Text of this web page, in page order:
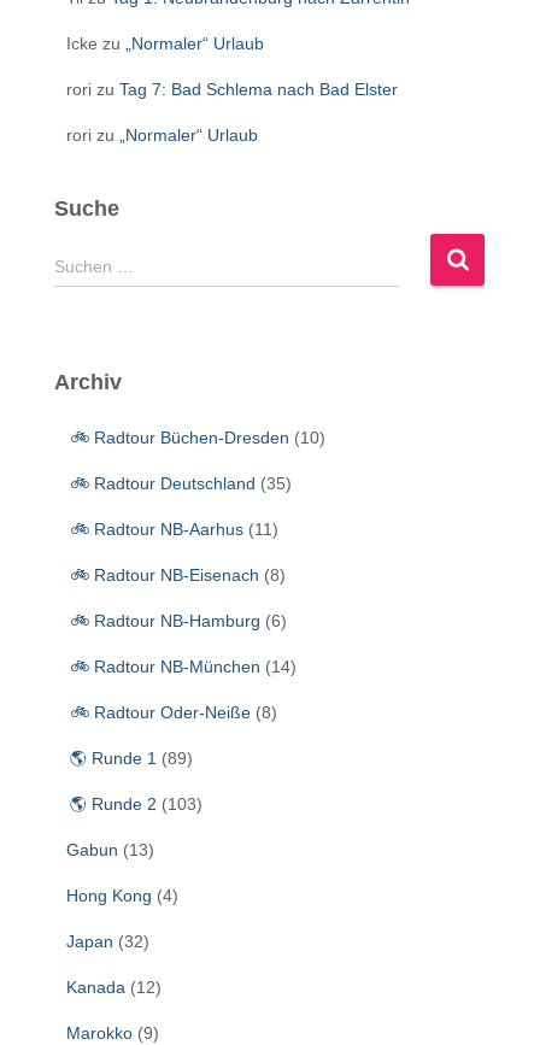
Icke zu „Normaler“ Urlaub
rori zu Tag 7: Bad Schlema nach Bad Elster
rori zu „Normaler“ Urlaub
Suche
S
u
n
Suchen …
Archiv
🚲 Radtour Büchen-Dresden (10)
🚲 Radtour Deutschland (35)
🚲 Radtour NB-Aarhus (11)
🚲 Radtour NB-Eisenach (8)
🚲 Radtour NB-Hamburg (6)
🚲 Radtour NB-München (14)
🚲 Radtour Oder-Neiße (8)
🌎 Runde 1 (89)
🌎 Runde 2 (103)
Gabun (13)
Hong Kong (4)
Japan (32)
Kanada (12)
Marokko (9)